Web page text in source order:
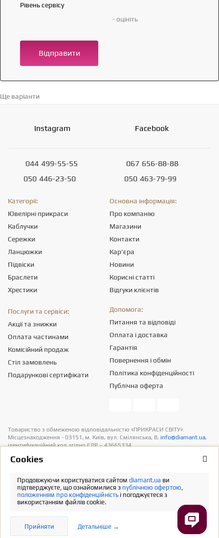
Рівень сервісу
- оцініть
Відправити
Ще варіанти
Instagram Facebook
044 499-55-55
050 446-23-50
067 656-88-88
050 463-79-99
Категорії:
Ювелірні прикраси
Каблучки
Сережки
Ланцюжки
Підвіски
Браслети
Хрестики
Основна інформація:
Про компанію
Магазини
Контакти
Кар'єра
Новини
Корисні статті
Відгуки клієнтів
Послуги та сервіси:
Акції та знижки
Оплата частинами
Комісійний продаж
Стіл замовлень
Подарункові сертифікати
Допомога:
Питання та відповіді
Оплата і доставка
Гарантія
Повернення і обмін
Політика конфіденційності
Публічна оферта
Товариство з обмеженою вiдповiдальнiстю «ПРИКРАСИ СВІТУ».
Місцезнаходження - 03151, м. Київ, вул. Смілянська, 8, info@diamant.ua,
ідентифікаційний код згідно ЄДР – 43665334.
Інформація про вартість доставки міститься у розділі «Оплата та
доставка». У розрахунок вартості товарів податків не включено
Повна версія
Сookies
Продовжуючи користуватися сайтом diamant.ua ви
підтверджуєте, що ознайомилися з публічною офертою,
положенням про конфіденційність і погоджуєтеся з
використанням файлів cookie.
Прийняти Детальніше →